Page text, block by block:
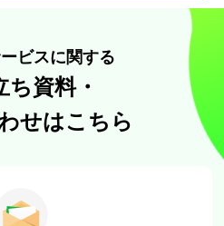
ビスに関する
ち資料・
せはこちら